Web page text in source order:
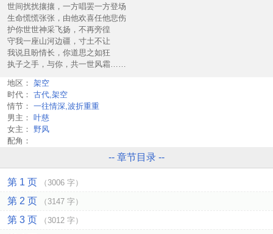
世间扰扰攘攘，一方唱罢一方登场
生命慌慌张张，由他欢喜任他悲伤
护你世世神采飞扬，不再旁徨
守我一座山河边疆，寸土不让
我说且盼情长，你道思之如狂
执子之手，与你，共一世风霜……
地区： 架空
时代： 古代,架空
情节： 一往情深,波折重重
男主： 叶慈
女主： 野风
配角：
-- 章节目录 --
第 1 页 （3006 字）
第 2 页 （3147 字）
第 3 页 （3012 字）